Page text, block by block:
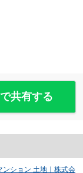
共有する
ンション 土地｜株式会